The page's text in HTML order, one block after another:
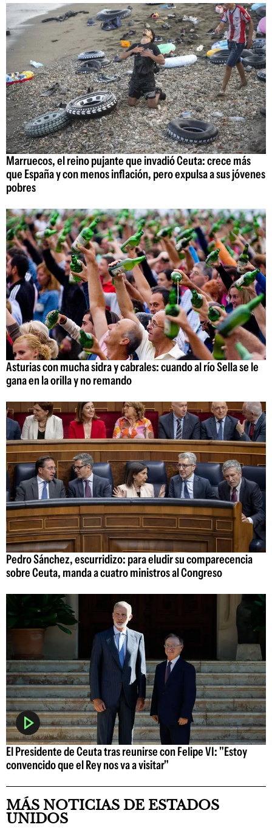
Marruecos, el reino pujante que invadió Ceuta: crece más
que España y con menos inflación, pero expulsa a sus jóvenes
pobres
Asturias con mucha sidra y cabrales: cuando al río Sella se le
gana en la orilla y no remando
Pedro Sánchez, escurridizo: para eludir su comparecencia
sobre Ceuta, manda a cuatro ministros al Congreso
El Presidente de Ceuta tras reunirse con Felipe VI: "Estoy
convencido que el Rey nos va a visitar"
MÁS NOTICIAS DE ESTADOS
UNIDOS